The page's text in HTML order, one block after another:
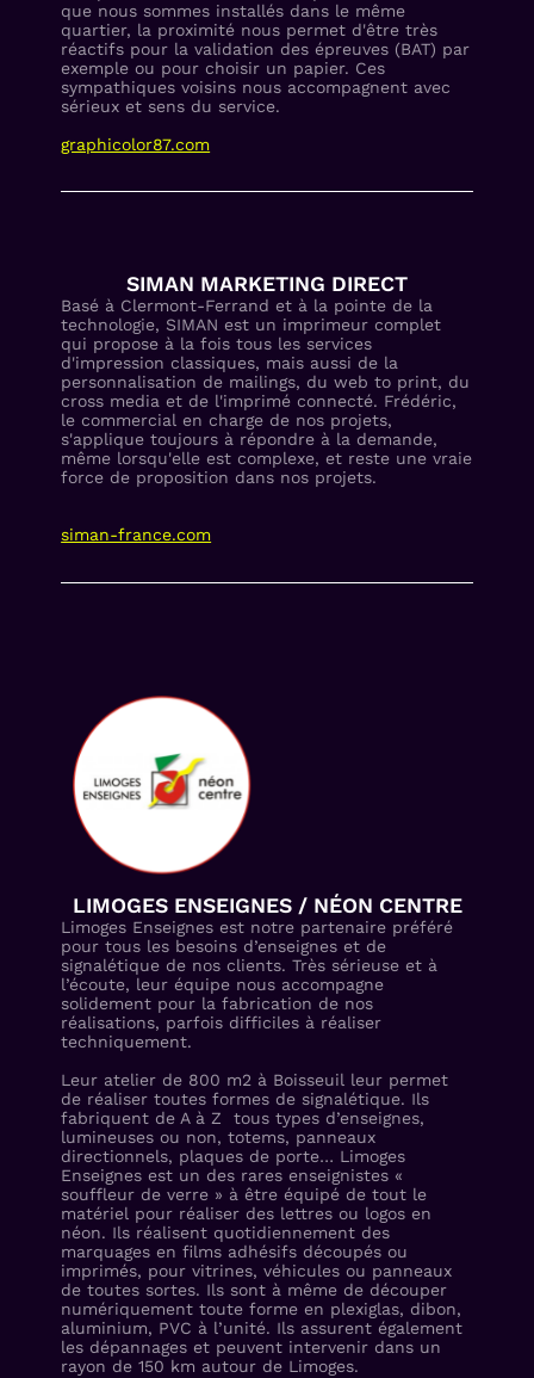
que nous sommes installés dans le même
quartier, la proximité nous permet d'être très
réactifs pour la validation des épreuves (BAT) par
exemple ou pour choisir un papier. Ces
sympathiques voisins nous accompagnent avec
sérieux et sens du service.
graphicolor87.com
SIMAN MARKETING DIRECT
Basé à Clermont-Ferrand et à la pointe de la
technologie, SIMAN est un imprimeur complet
qui propose à la fois tous les services
d'impression classiques, mais aussi de la
personnalisation de mailings, du web to print, du
cross media et de l'imprimé connecté. Frédéric,
le commercial en charge de nos projets,
s'applique toujours à répondre à la demande,
même lorsqu'elle est complexe, et reste une vraie
force de proposition dans nos projets.
siman-france.com
LIMOGES ENSEIGNES / NÉON CENTRE
Limoges Enseignes est notre partenaire préféré
pour tous les besoins d’enseignes et de
signalétique de nos clients. Très sérieuse et à
l’écoute, leur équipe nous accompagne
solidement pour la fabrication de nos
réalisations, parfois difficiles à réaliser
techniquement.
Leur atelier de 800 m2 à Boisseuil leur permet
de réaliser toutes formes de signalétique. Ils
fabriquent de A à Z tous types d’enseignes,
lumineuses ou non, totems, panneaux
directionnels, plaques de porte… Limoges
Enseignes est un des rares enseignistes «
souffleur de verre » à être équipé de tout le
matériel pour réaliser des lettres ou logos en
néon. Ils réalisent quotidiennement des
marquages en films adhésifs découpés ou
imprimés, pour vitrines, véhicules ou panneaux
de toutes sortes. Ils sont à même de découper
numériquement toute forme en plexiglas, dibon,
aluminium, PVC à l’unité. Ils assurent également
les dépannages et peuvent intervenir dans un
rayon de 150 km autour de Limoges.